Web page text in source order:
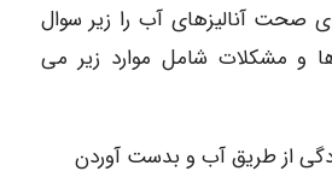
صحت آنالیزهای آب را زیر سوال
و مشکلات شامل موارد زیر می
از طریق آب و بدست آوردن